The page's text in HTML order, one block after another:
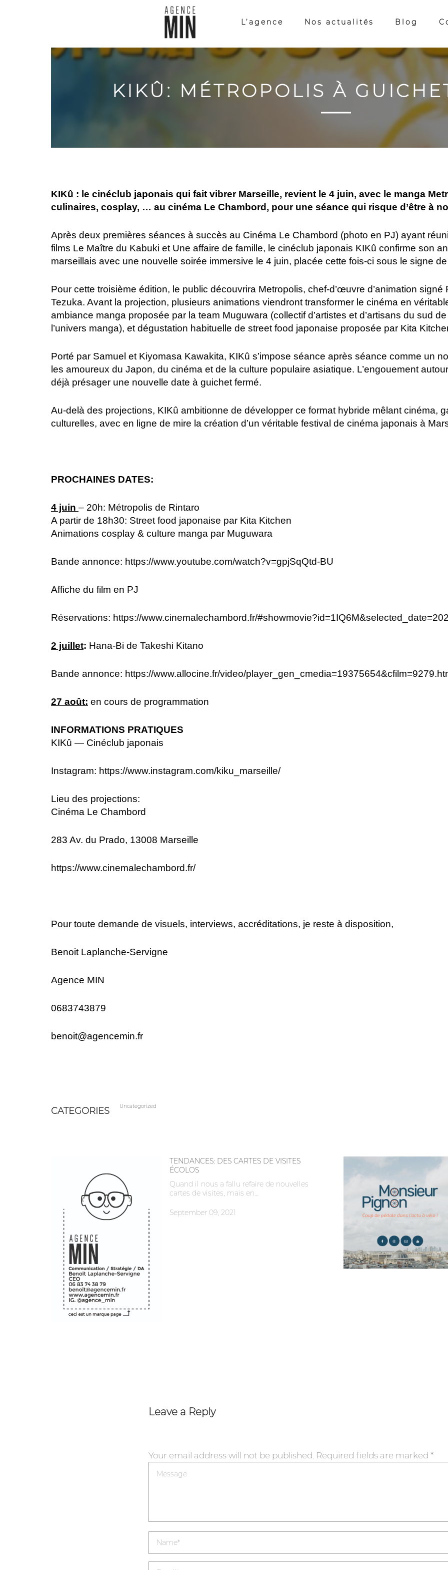
L’agence Nos actualités Blog
KIKÛ: MÉTROPOLIS À
KIKû : le cinéclub japonais qui fait vibrer Marseille, revient le 4 juin, avec le manga
culinaires, cosplay, … au cinéma Le Chambord, pour une séance qui risque d’être à
Après deux premières séances à succès au Cinéma Le Chambord (photo en PJ) ayant
films Le Maître du Kabuki et Une affaire de famille, le cinéclub japonais KIKû confirme son
marseillais avec une nouvelle soirée immersive le 4 juin, placée cette fois-ci sous le signe
Pour cette troisième édition, le public découvrira Metropolis, chef-d’œuvre d’animation signé
Tezuka. Avant la projection, plusieurs animations viendront transformer le cinéma en
ambiance manga proposée par la team Muguwara (collectif d’artistes et d’artisans du sud
l’univers manga), et dégustation habituelle de street food japonaise proposée par Kita
Porté par Samuel et Kiyomasa Kawakita, KIKû s’impose séance après séance comme un
les amoureux du Japon, du cinéma et de la culture populaire asiatique. L’engouement
déjà présager une nouvelle date à guichet fermé.
Au-delà des projections, KIKû ambitionne de développer ce format hybride mêlant cinéma,
culturelles, avec en ligne de mire la création d’un véritable festival de cinéma japonais à
PROCHAINES DATES:
4 juin – 20h: Métropolis de Rintaro
A partir de 18h30: Street food japonaise par Kita Kitchen
Animations cosplay & culture manga par Muguwara
Bande annonce: https://www.youtube.com/watch?v=gpjSqQtd-BU
Affiche du film en PJ
Réservations: https://www.cinemalechambord.fr/
2 juillet: Hana-Bi de Takeshi Kitano
Bande annonce: https://www.allocine.fr/video/
27 août: en cours de programmation
INFORMATIONS PRATIQUES
KIKû — Cinéclub japonais
Instagram: https://www.instagram.com/kiku_marseille/
Lieu des projections:
Cinéma Le Chambord
283 Av. du Prado, 13008 Marseille
https://www.cinemalechambord.fr/
Pour toute demande de visuels, interviews, accréditations, je reste à disposition,
Benoit Laplanche-Servigne
Agence MIN
0683743879
benoit@agencemin.fr
CATEGORIES Uncategorized
TENDANCES: DES CARTES DE VISITES
ÉCOLOS
Quand il nous a fallu refaire de nouvelles
cartes de visites, mais en…
September 09, 2021
Leave a Reply
Your email address will not be published. Required fields are marked *